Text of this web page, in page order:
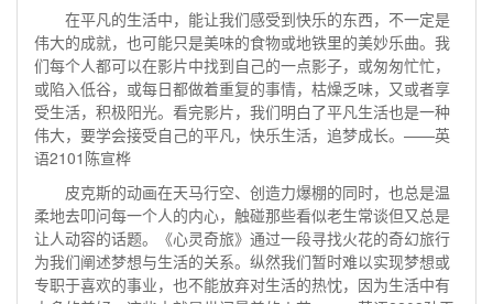
在平凡的生活中，能让我们感受到快乐的东西，不一定是
伟大的成就，也可能只是美味的食物或地铁里的美妙乐曲。我
们每个人都可以在影片中找到自己的一点影子，或匆匆忙忙，
或陷入低谷，或每日都做着重复的事情，枯燥乏味，又或者享
受生活，积极阳光。看完影片，我们明白了平凡生活也是一种
伟大，要学会接受自己的平凡，快乐生活，追梦成长。——英
语2101陈宣桦
皮克斯的动画在天马行空、创造力爆棚的同时，也总是温
柔地去叩问每一个人的内心，触碰那些看似老生常谈但又总是
让人动容的话题。《心灵奇旅》通过一段寻找火花的奇幻旅行
为我们阐述梦想与生活的关系。纵然我们暂时难以实现梦想或
专职于喜欢的事业，也不能放弃对生活的热忱，因为生活中有